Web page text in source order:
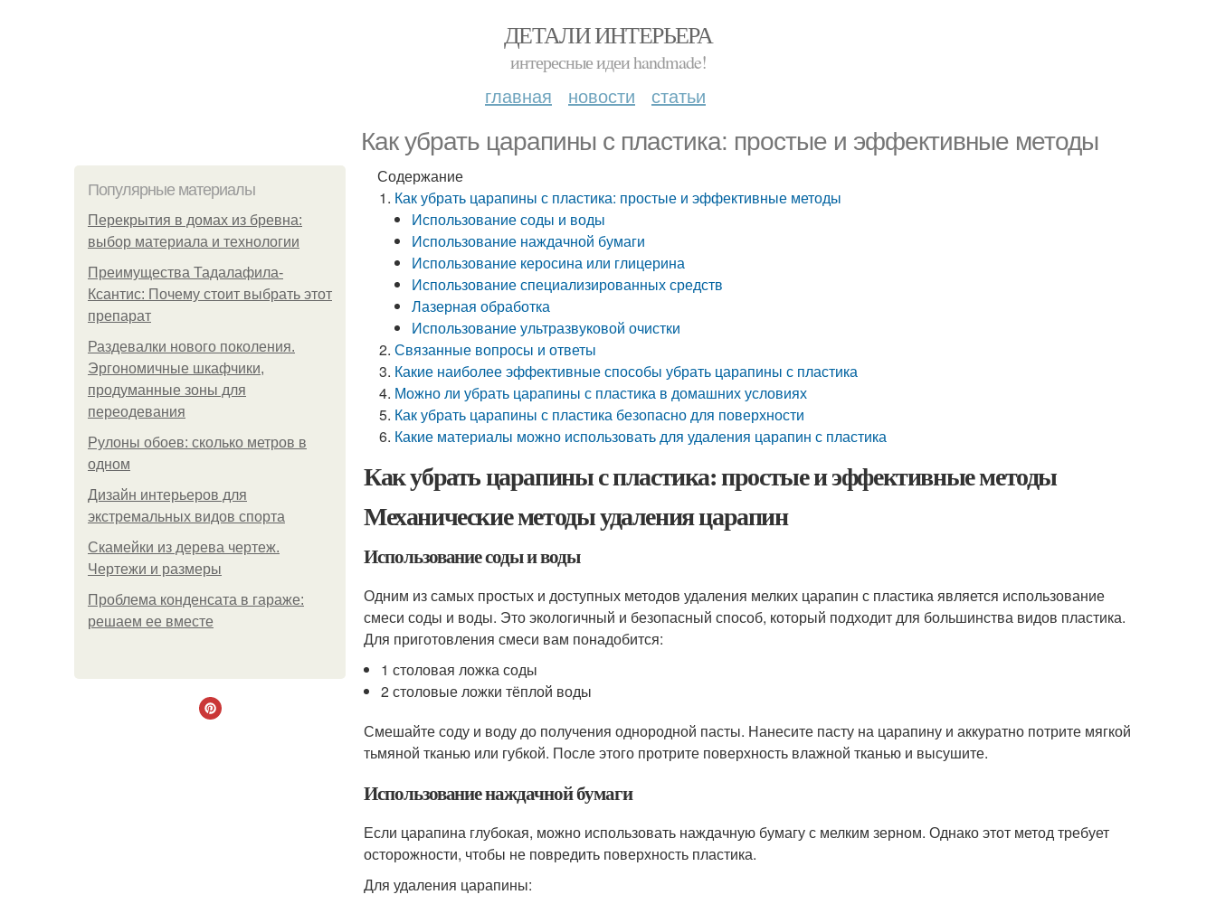
ДЕТАЛИ ИНТЕРЬЕРА
интересные идеи handmade!
главная новости статьи
Как убрать царапины с пластика: простые и эффективные методы
Популярные материалы
Перекрытия в домах из бревна:
выбор материала и технологии
Преимущества Тадалафила-
Ксантис: Почему стоит выбрать этот
препарат
Раздевалки нового поколения.
Эргономичные шкафчики,
продуманные зоны для
переодевания
Рулоны обоев: сколько метров в
одном
Дизайн интерьеров для
экстремальных видов спорта
Скамейки из дерева чертеж.
Чертежи и размеры
Проблема конденсата в гараже:
решаем ее вместе
Содержание
Как убрать царапины с пластика: простые и эффективные методы
Использование соды и воды
Использование наждачной бумаги
Использование керосина или глицерина
Использование специализированных средств
Лазерная обработка
Использование ультразвуковой очистки
Связанные вопросы и ответы
Какие наиболее эффективные способы убрать царапины с пластика
Можно ли убрать царапины с пластика в домашних условиях
Как убрать царапины с пластика безопасно для поверхности
Какие материалы можно использовать для удаления царапин с пластика
Как убрать царапины с пластика: простые и эффективные методы
Механические методы удаления царапин
Использование соды и воды
Одним из самых простых и доступных методов удаления мелких царапин с пластика является использование
смеси соды и воды. Это экологичный и безопасный способ, который подходит для большинства видов пластика.
Для приготовления смеси вам понадобится:
1 столовая ложка соды
2 столовые ложки тёплой воды
Смешайте соду и воду до получения однородной пасты. Нанесите пасту на царапину и аккуратно потрите мягкой
тьмяной тканью или губкой. После этого протрите поверхность влажной тканью и высушите.
Использование наждачной бумаги
Если царапина глубокая, можно использовать наждачную бумагу с мелким зерном. Однако этот метод требует
осторожности, чтобы не повредить поверхность пластика.
Для удаления царапины: